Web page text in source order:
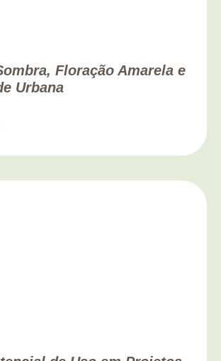
Floração Amarela e
Urbana